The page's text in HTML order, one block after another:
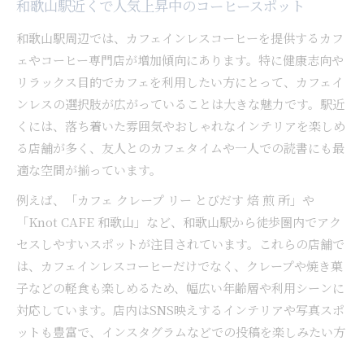
和歌山駅近くで人気上昇中のコーヒースポット
和歌山駅周辺では、カフェインレスコーヒーを提供するカフ
ェやコーヒー専門店が増加傾向にあります。特に健康志向や
リラックス目的でカフェを利用したい方にとって、カフェイ
ンレスの選択肢が広がっていることは大きな魅力です。駅近
くには、落ち着いた雰囲気やおしゃれなインテリアを楽しめ
る店舗が多く、友人とのカフェタイムや一人での読書にも最
適な空間が揃っています。
例えば、「カフェ クレープ リー とびだす 焙 煎 所」や
「Knot CAFE 和歌山」など、和歌山駅から徒歩圏内でアク
セスしやすいスポットが注目されています。これらの店舗で
は、カフェインレスコーヒーだけでなく、クレープや焼き菓
子などの軽食も楽しめるため、幅広い年齢層や利用シーンに
対応しています。店内はSNS映えするインテリアや写真スポ
ットも豊富で、インスタグラムなどでの投稿を楽しみたい方